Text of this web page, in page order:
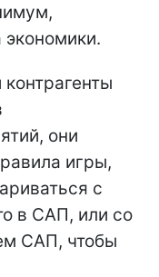
экономики.
они
игры,
с
в САП, или со
САП, чтобы